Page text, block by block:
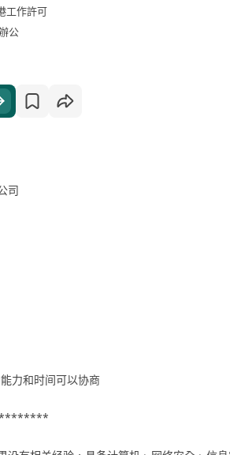
工作許可
公
司
力和时间可以协商